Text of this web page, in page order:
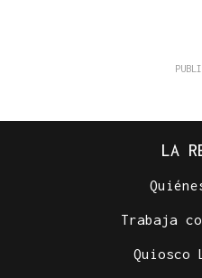
LA
Trabaja
Quiosco